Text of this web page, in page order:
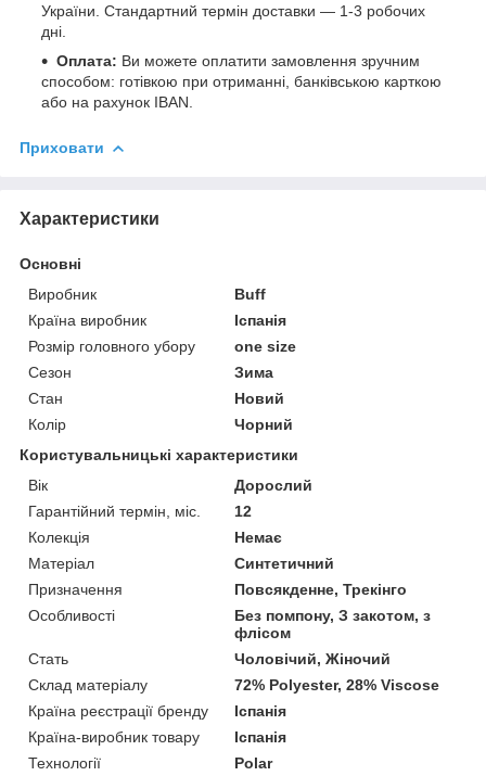
України. Стандартний термін доставки — 1-3 робочих
дні.
Оплата: Ви можете оплатити замовлення зручним
способом: готівкою при отриманні, банківською карткою
або на рахунок IBAN.
Приховати
Характеристики
Основні
Виробник
Buff
Країна виробник
Іспанія
Розмір головного убору
one size
Сезон
Зима
Стан
Новий
Колір
Чорний
Користувальницькі характеристики
Вік
Дорослий
Гарантійний термін, міс.
12
Колекція
Немає
Матеріал
Синтетичний
Призначення
Повсякденне, Трекінго
Особливості
Без помпону, З закотом, з
флісом
Стать
Чоловічий, Жіночий
Склад матеріалу
72% Polyester, 28% Viscose
Країна реєстрації бренду
Іспанія
Країна-виробник товару
Іспанія
Технології
Polar